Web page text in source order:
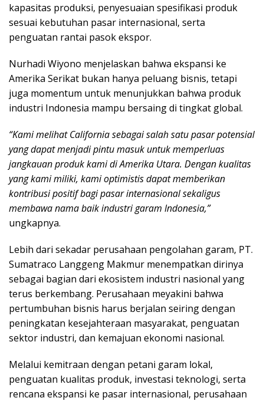
kapasitas produksi, penyesuaian spesifikasi produk
sesuai kebutuhan pasar internasional, serta
penguatan rantai pasok ekspor.
Nurhadi Wiyono menjelaskan bahwa ekspansi ke
Amerika Serikat bukan hanya peluang bisnis, tetapi
juga momentum untuk menunjukkan bahwa produk
industri Indonesia mampu bersaing di tingkat global.
“Kami melihat California sebagai salah satu pasar potensial
yang dapat menjadi pintu masuk untuk memperluas
jangkauan produk kami di Amerika Utara. Dengan kualitas
yang kami miliki, kami optimistis dapat memberikan
kontribusi positif bagi pasar internasional sekaligus
membawa nama baik industri garam Indonesia,”
ungkapnya.
Lebih dari sekadar perusahaan pengolahan garam, PT.
Sumatraco Langgeng Makmur menempatkan dirinya
sebagai bagian dari ekosistem industri nasional yang
terus berkembang. Perusahaan meyakini bahwa
pertumbuhan bisnis harus berjalan seiring dengan
peningkatan kesejahteraan masyarakat, penguatan
sektor industri, dan kemajuan ekonomi nasional.
Melalui kemitraan dengan petani garam lokal,
penguatan kualitas produk, investasi teknologi, serta
rencana ekspansi ke pasar internasional, perusahaan